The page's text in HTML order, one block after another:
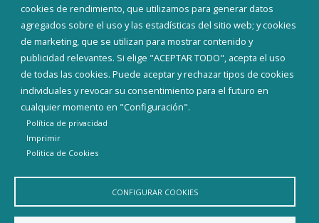
cookies de rendimiento, que utilizamos para generar datos
agregados sobre el uso y las estadísticas del sitio web; y cookies
de marketing, que se utilizan para mostrar contenido y
publicidad relevantes. Si elige "ACEPTAR TODO", acepta el uso
de todas las cookies. Puede aceptar y rechazar tipos de cookies
individuales y revocar su consentimiento para el futuro en
cualquier momento en "Configuración".
Política de privacidad
Imprimir
Politica de Cookies
CONFIGURAR COOKIES
INICIAR SESIÓN
MAPA WEB